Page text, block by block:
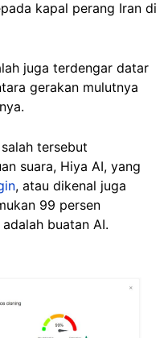
kapal perang Iran di
juga terdengar datar
gerakan mulutnya
tersebut
suara, Hiya AI, yang
, atau dikenal juga
99 persen
buatan AI.